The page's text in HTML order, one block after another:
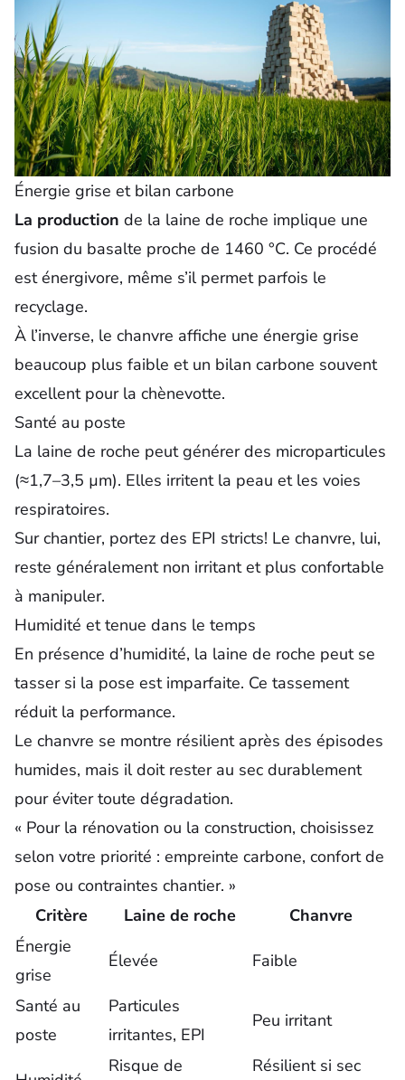
Énergie grise et bilan carbone
La production de la laine de roche implique une
fusion du basalte proche de 1460 °C. Ce procédé
est énergivore, même s’il permet parfois le
recyclage.
À l’inverse, le chanvre affiche une énergie grise
beaucoup plus faible et un bilan carbone souvent
excellent pour la chènevotte.
Santé au poste
La laine de roche peut générer des microparticules
(≈1,7–3,5 µm). Elles irritent la peau et les voies
respiratoires.
Sur chantier, portez des EPI stricts! Le chanvre, lui,
reste généralement non irritant et plus confortable
à manipuler.
Humidité et tenue dans le temps
En présence d’humidité, la laine de roche peut se
tasser si la pose est imparfaite. Ce tassement
réduit la performance.
Le chanvre se montre résilient après des épisodes
humides, mais il doit rester au sec durablement
pour éviter toute dégradation.
« Pour la rénovation ou la construction, choisissez
selon votre priorité : empreinte carbone, confort de
pose ou contraintes chantier. »
Critère
Laine de roche
Chanvre
Énergie
grise
Élevée Faible
Santé au
poste
Particules
irritantes, EPI
Peu irritant
Risque de Résilient si sec